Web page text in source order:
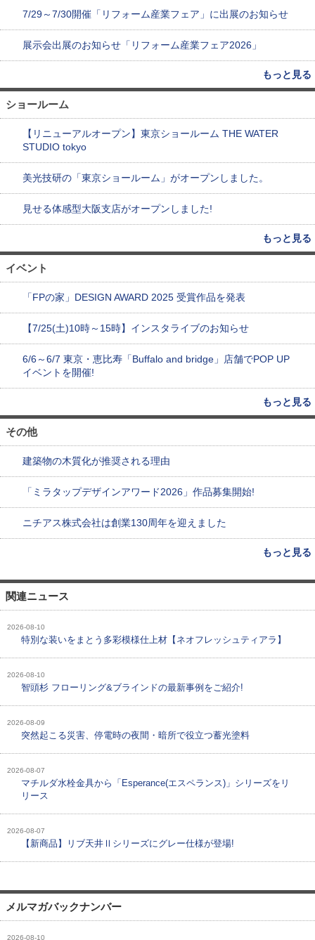
7/29～7/30開催「リフォーム産業フェア」に出展のお知らせ
展示会出展のお知らせ「リフォーム産業フェア2026」
もっと見る
ショールーム
【リニューアルオープン】東京ショールーム THE WATER
STUDIO tokyo
美光技研の「東京ショールーム」がオープンしました。
見せる体感型大阪支店がオープンしました!
もっと見る
イベント
「FPの家」DESIGN AWARD 2025 受賞作品を発表
【7/25(土)10時～15時】インスタライブのお知らせ
6/6～6/7 東京・恵比寿「Buffalo and bridge」店舗でPOP UP
イベントを開催!
もっと見る
その他
建築物の木質化が推奨される理由
「ミラタップデザインアワード2026」作品募集開始!
ニチアス株式会社は創業130周年を迎えました
もっと見る
関連ニュース
2026-08-10
特別な装いをまとう多彩模様仕上材【ネオフレッシュティアラ】
2026-08-10
智頭杉 フローリング&ブラインドの最新事例をご紹介!
2026-08-09
突然起こる災害、停電時の夜間・暗所で役立つ蓄光塗料
2026-08-07
マチルダ水栓金具から「Esperance(エスペランス)」シリーズをリ
リース
2026-08-07
【新商品】リブ天井Ⅱシリーズにグレー仕様が登場!
メルマガバックナンバー
2026-08-10